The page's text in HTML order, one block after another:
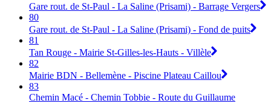
Gare rout. de St-Paul - La Saline (Prisami) - Barrage Vergers
80
Gare rout. de St-Paul - La Saline (Prisami) - Fond de puits
81
Tan Rouge - Mairie St-Gilles-les-Hauts - Villèle
82
Mairie BDN - Bellemène - Piscine Plateau Caillou
83
Chemin Macé - Chemin Tobbie - Route du Guillaume